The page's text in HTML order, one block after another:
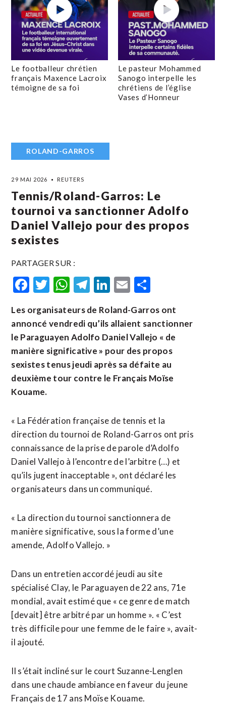
Le footballeur chrétien
français Maxence Lacroix
témoigne de sa foi
Le pasteur Mohammed
Sanogo interpelle les
chrétiens de l’église
Vases d’Honneur
ROLAND-GARROS
29 MAI 2026 REUTERS
Tennis/Roland-Garros: Le
tournoi va sanctionner Adolfo
Daniel Vallejo pour des propos
sexistes
PARTAGER SUR :
Facebook
Twitter
WhatsApp
Telegram
LinkedIn
Email
Les organisateurs de Roland-Garros ont
annoncé vendredi qu’ils allaient sanctionner
le Paraguayen Adolfo Daniel Vallejo « de
manière significative » pour des propos
sexistes tenus jeudi après sa défaite au
deuxième tour contre le Français Moïse
Kouame.
« La Fédération française de tennis et la
direction du tournoi de Roland-Garros ont pris
connaissance de la prise de parole d’Adolfo
Daniel Vallejo à l’encontre de l’arbitre (…) et
qu’ils jugent inacceptable », ont déclaré les
organisateurs dans un communiqué.
« La direction du tournoi sanctionnera de
manière significative, sous la forme d’une
amende, Adolfo Vallejo. »
Dans un entretien accordé jeudi au site
spécialisé Clay, le Paraguayen de 22 ans, 71e
mondial, avait estimé que « ce genre de match
[devait] être arbitré par un homme ». « C’est
très difficile pour une femme de le faire », avait-
il ajouté.
Il s’était incliné sur le court Suzanne-Lenglen
dans une chaude ambiance en faveur du jeune
Français de 17 ans Moïse Kouame.